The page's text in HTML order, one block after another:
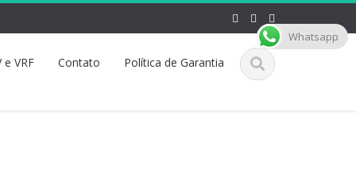
e VRF Contato Política de Garantia
Whatsapp